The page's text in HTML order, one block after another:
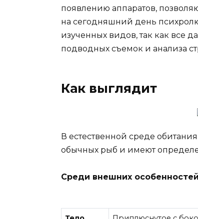
появлению аппаратов,
на сегодняшний день
изученных видов, так как все
подводных съемок и анализа
Как выглядит
В естественной среде
обычных рыб и имеют
Среди внешних